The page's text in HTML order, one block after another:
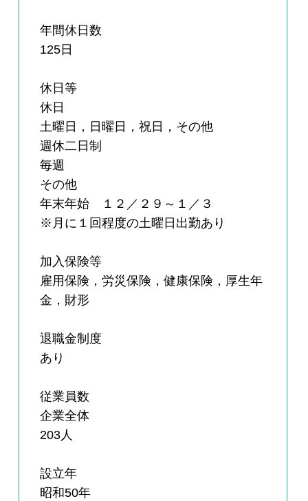
年間休日数
125日
休日等
休日
土曜日，日曜日，祝日，その他
週休二日制
毎週
その他
年末年始 １２／２９～１／３
※月に１回程度の土曜日出勤あり
加入保険等
雇用保険，労災保険，健康保険，厚生年
金，財形
退職金制度
あり
従業員数
企業全体
203人
設立年
昭和50年